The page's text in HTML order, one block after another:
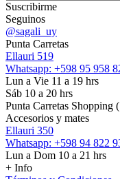
Suscribirme
Seguinos
@sagali_uy
Punta Carretas
Ellauri 519
Whatsapp: +598 95 958
Lun a Vie 11 a 19 hrs
Sáb 10 a 20 hrs
Punta Carretas Shopping
Accesorios y mates
Ellauri 350
Whatsapp: +598 94 822
Lun a Dom 10 a 21 hrs
+ Info